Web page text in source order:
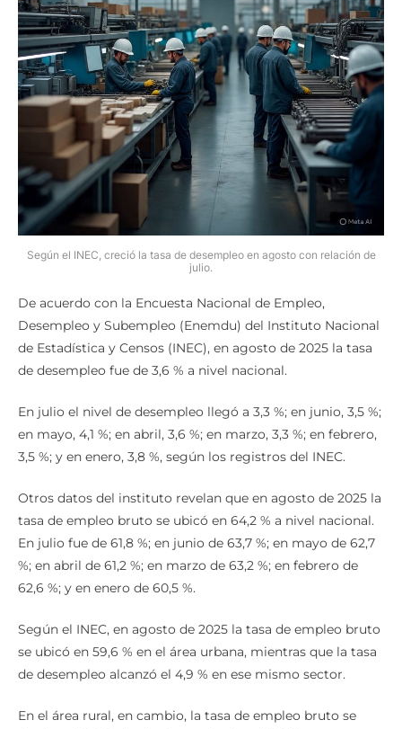
Según el INEC, creció la tasa de desempleo en agosto con relación de
julio.
De acuerdo con la Encuesta Nacional de Empleo,
Desempleo y Subempleo (Enemdu) del Instituto Nacional
de Estadística y Censos (INEC), en agosto de 2025 la tasa
de desempleo fue de 3,6 % a nivel nacional.
En julio el nivel de desempleo llegó a 3,3 %; en junio, 3,5 %;
en mayo, 4,1 %; en abril, 3,6 %; en marzo, 3,3 %; en febrero,
3,5 %; y en enero, 3,8 %, según los registros del INEC.
Otros datos del instituto revelan que en agosto de 2025 la
tasa de empleo bruto se ubicó en 64,2 % a nivel nacional.
En julio fue de 61,8 %; en junio de 63,7 %; en mayo de 62,7
%; en abril de 61,2 %; en marzo de 63,2 %; en febrero de
62,6 %; y en enero de 60,5 %.
Según el INEC, en agosto de 2025 la tasa de empleo bruto
se ubicó en 59,6 % en el área urbana, mientras que la tasa
de desempleo alcanzó el 4,9 % en ese mismo sector.
En el área rural, en cambio, la tasa de empleo bruto se